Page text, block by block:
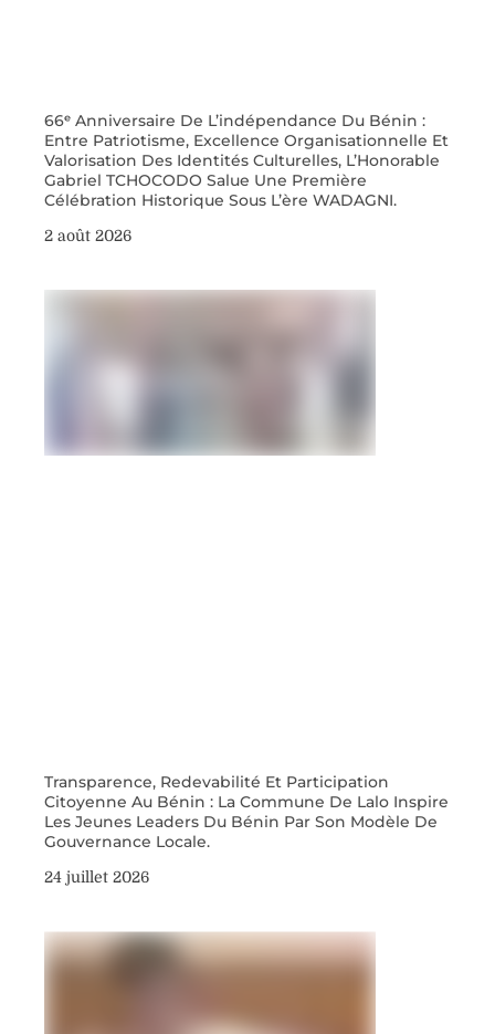
66ᵉ Anniversaire De L’indépendance Du Bénin :
Entre Patriotisme, Excellence Organisationnelle Et
Valorisation Des Identités Culturelles, L’Honorable
Gabriel TCHOCODO Salue Une Première
Célébration Historique Sous L’ère WADAGNI.
2 août 2026
Transparence, Redevabilité Et Participation
Citoyenne Au Bénin : La Commune De Lalo Inspire
Les Jeunes Leaders Du Bénin Par Son Modèle De
Gouvernance Locale.
24 juillet 2026